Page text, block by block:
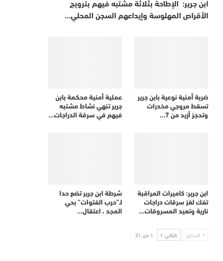
ابن جرير: الإطاحة بثلاثة مشتبه فيهم بترويج
الأقراص المهلوسة وإيداعهم السجن المحلي…
ضربة أمنية نوعية بابن جرير
تسقط مروجي مخدرات
وتحجز أزيد من 7…
عملية أمنية محكمة بابن
جرير تنهي نشاط مشتبه
فيهم في سرقة الدراجات…
ابن جرير: كاميرات المراقبة
تفك لغز سرقات دراجات
نارية وتعيد المسروقات…
شرطة ابن جرير تضع حدا
لـ”حرب الفتوات” بحي
المجد ، اعتقال…
السابق التالي 1 من 31